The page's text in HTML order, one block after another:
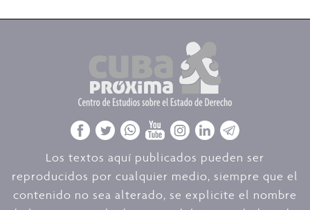
Los textos aquí publicados pueden ser
reproducidos por cualquier medio, siempre que el
contenido no sea alterado, se explicite el nombre